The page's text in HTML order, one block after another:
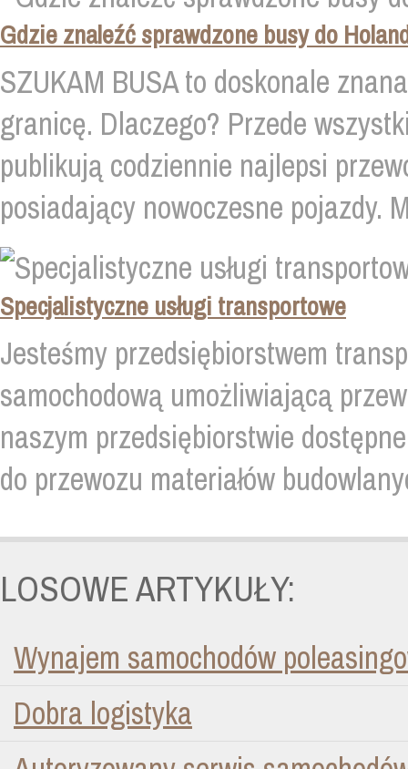
Gdzie znaleźć sprawdzone busy do
SZUKAM BUSA to doskonale
granicę. Dlaczego? Przede
publikują codziennie najlepsi
posiadający nowoczesne pojazdy.
Specjalistyczne usługi transportowe
Jesteśmy przedsiębiorstwem
samochodową umożliwiającą
naszym przedsiębiorstwie
do przewozu materiałów
LOSOWE ARTYKUŁY:
Wynajem samochodów
Dobra logistyka